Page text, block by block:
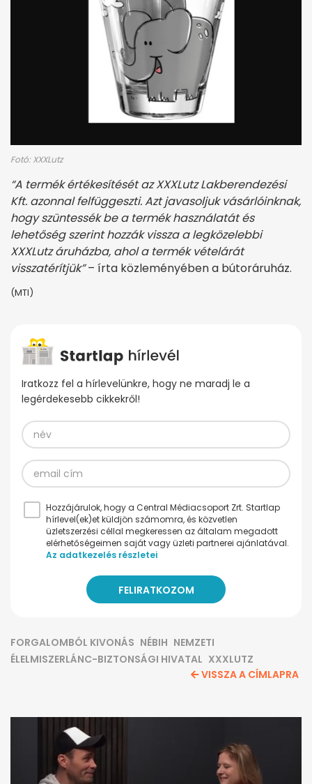
Fotó: XXXLutz
“A termék értékesítését az XXXLutz Lakberendezési
Kft. azonnal felfüggeszti. Azt javasoljuk vásárlóinknak,
hogy szüntessék be a termék használatát és
lehetőség szerint hozzák vissza a legközelebbi
XXXLutz áruházba, ahol a termék vételárát
visszatérítjük”– írta közleményében a bútoráruház.
(MTI)
Iratkozz fel a hírlevelünkre, hogy ne maradj le a
legérdekesebb cikkekről!
Hozzájárulok, hogy a Central Médiacsoport Zrt. Startlap
hírlevel(ek)et küldjön számomra, és közvetlen
üzletszerzési céllal megkeressen az általam megadott
elérhetőségeimen saját vagy üzleti partnerei ajánlatával.
Az adatkezelés részletei
FORGALOMBÓL KIVONÁS NÉBIH NEMZETI
ÉLELMISZERLÁNC-BIZTONSÁGI HIVATAL XXXLUTZ
VISSZA A CÍMLAPRA